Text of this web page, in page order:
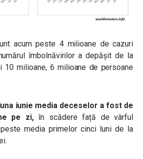
acum peste 4 milioane de cazuri
îmbolnăvirilor a depășit de la
10 milioane, 6 milioane de persoane
iunie media deceselor a fost de
pe zi,în scădere față de vârful
media primelor cinci luni de la